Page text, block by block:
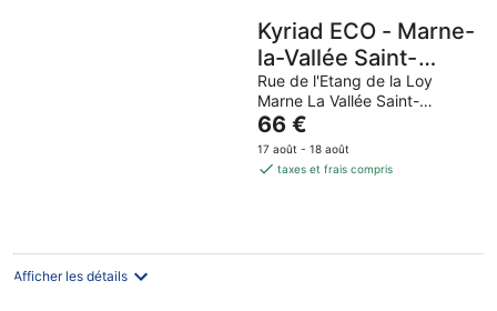
Kyriad ECO - Marne-
la-Vallée Saint-
Thibault-des-
Vignes
Rue de l'Etang de la Loy
Marne La Vallée Saint-
Thibault-des-Vignes Seine-
et-Marne
Le
prix
est
nuit
66 €
17 août - 18 août
taxes et frais compris
Afficher les détails